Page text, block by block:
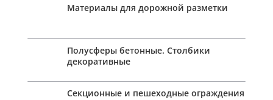
Материалы для дорожной разметки
Полусферы бетонные. Столбики
декоративные
Секционные и пешеходные ограждения